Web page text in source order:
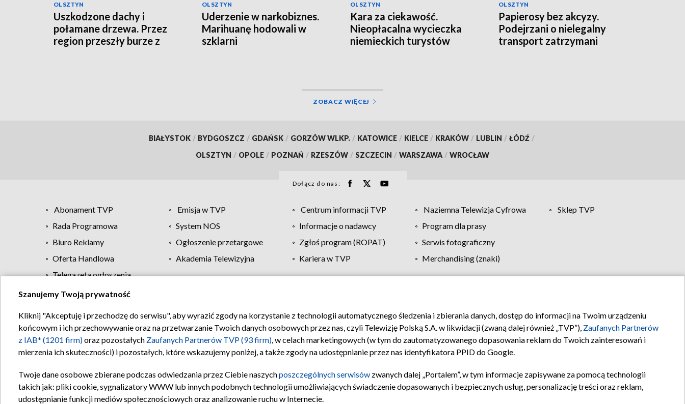
OLSZTYN
Uszkodzone dachy i
połamane drzewa. Przez
region przeszły burze z
OLSZTYN
Uderzenie w narkobiznes.
Marihuanę hodowali w
szklarni
OLSZTYN
Kara za ciekawość.
Nieopłacalna wycieczka
niemieckich turystów
OLSZTYN
Papierosy bez akcyzy.
Podejrzani o nielegalny
transport zatrzymani
ZOBACZ WIĘCEJ
BIAŁYSTOK / BYDGOSZCZ / GDAŃSK / GORZÓW WLKP. / KATOWICE / KIELCE / KRAKÓW / LUBLIN / ŁÓDŹ /
OLSZTYN / OPOLE / POZNAŃ / RZESZÓW / SZCZECIN / WARSZAWA / WROCŁAW
Dołącz do nas:
Abonament TVP Emisja w TVP Centrum informacji TVP Naziemna Telewizja Cyfrowa
Sklep TVP
Rada Programowa
System NOS Informacje o nadawcy
Program dla prasy
Biuro Reklamy
Ogłoszenie przetargowe Zgłoś program (ROPAT)
Serwis fotograficzny
Oferta Handlowa
Akademia Telewizyjna Kariera w TVP
Merchandising (znaki)
Telegazeta ogłoszenia
Regulamin TVP Polityka prywatności Moje zgody Pomoc Biuro reklamy Kontakt
Szanujemy Twoją prywatność
Kliknij "Akceptuję i przechodzę do serwisu", aby wyrazić zgody na korzystanie z technologii automatycznego śledzenia i zbierania danych, dostęp do informacji na Twoim urządzeniu
końcowym i ich przechowywanie oraz na przetwarzanie Twoich danych osobowych przez nas, czyli Telewizję Polską S.A. w likwidacji (zwaną dalej również „TVP”), Zaufanych Partnerów
z IAB* (1201 firm)oraz pozostałych Zaufanych Partnerów TVP (93 firm), w celach marketingowych (w tym do zautomatyzowanego dopasowania reklam do Twoich zainteresowań i
mierzenia ich skuteczności) i pozostałych, które wskazujemy poniżej, a także zgody na udostępnianie przez nas identyfikatora PPID do Google.
Twoje dane osobowe zbierane podczas odwiedzania przez Ciebie naszychposzczególnych serwisów zwanych dalej „Portalem”, w tym informacje zapisywane za pomocą technologii
takich jak: pliki cookie, sygnalizatory WWW lub innych podobnych technologii umożliwiających świadczenie dopasowanych i bezpiecznych usług, personalizację treści oraz reklam,
udostępnianie funkcji mediów społecznościowych oraz analizowanie ruchu w Internecie.